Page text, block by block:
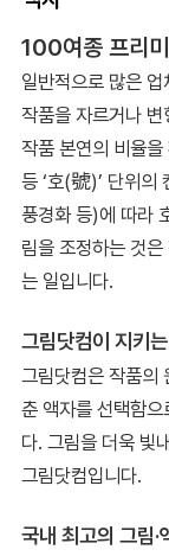
100여종 프리
일반적으로 많은
작품을 자르거나
작품 본연의 비율
등 ‘호(號)’ 단위의
풍경화 등)에 따라
림을 조정하는 것
는 일입니다.
그림닷컴이 지키는
그림닷컴은 작품의
춘 액자를 선택함
다. 그림을 더욱 빛
그림닷컴입니다.
국내 최고의 그림·